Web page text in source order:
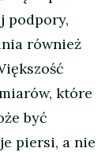
podpory,
również
które
być
piersi, a nie